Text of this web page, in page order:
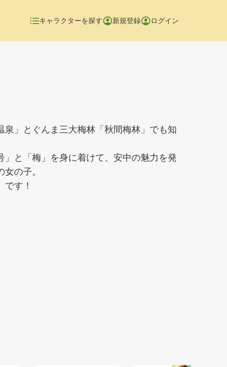
キャラクターを探す 新規登録 ログイン
泉」とぐんま三大梅林「秋間梅林」でも知
」と「梅」を身に着けて、安中の魅力を発
の子。
す！